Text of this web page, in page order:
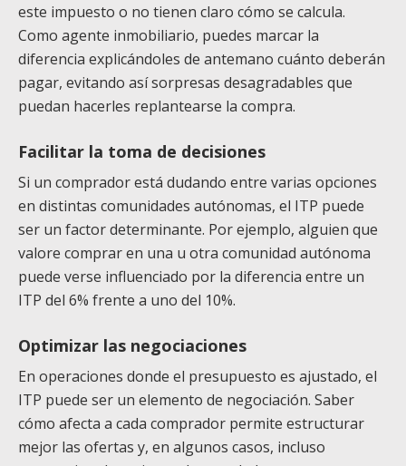
este impuesto o no tienen claro cómo se calcula.
Como agente inmobiliario, puedes marcar la
diferencia explicándoles de antemano cuánto deberán
pagar, evitando así sorpresas desagradables que
puedan hacerles replantearse la compra.
Facilitar la toma de decisiones
Si un comprador está dudando entre varias opciones
en distintas comunidades autónomas, el ITP puede
ser un factor determinante. Por ejemplo, alguien que
valore comprar en una u otra comunidad autónoma
puede verse influenciado por la diferencia entre un
ITP del 6% frente a uno del 10%.
Optimizar las negociaciones
En operaciones donde el presupuesto es ajustado, el
ITP puede ser un elemento de negociación. Saber
cómo afecta a cada comprador permite estructurar
mejor las ofertas y, en algunos casos, incluso